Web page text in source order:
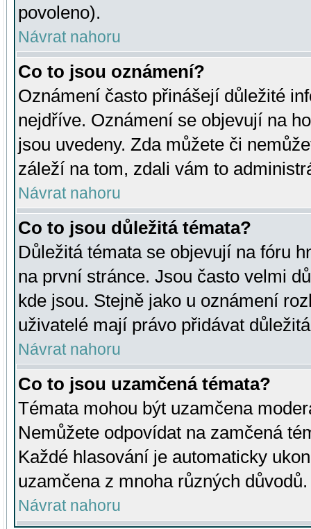
povoleno).
Návrat nahoru
Co to jsou oznámení?
Oznámení často přinášejí důležité
nejdříve. Oznámení se objevují na
jsou uvedeny. Zda můžete či
záleží na tom, zdali vám to
Návrat nahoru
Co to jsou důležitá témata?
Důležitá témata se objevují na fóru
na první stránce. Jsou často velmi
kde jsou. Stejně jako u oznámení
uživatelé mají právo přidávat
Návrat nahoru
Co to jsou uzamčená témata?
Témata mohou být uzamčena
Nemůžete odpovídat na zamčená
Každé hlasování je automaticky
uzamčena z mnoha různých důvodů.
Návrat nahoru